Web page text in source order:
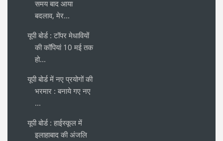
समय बाद आया
बदलाव, मेर...
यूपी बोर्ड : टॉपर मेधावियों
की कॉपियां 10 मई तक
हो...
यूपी बोर्ड में नए प्रयोगों की
भरमार : बनाये गए नए
...
यूपी बोर्ड : हाईस्कूल में
इलाहाबाद की अंजलि